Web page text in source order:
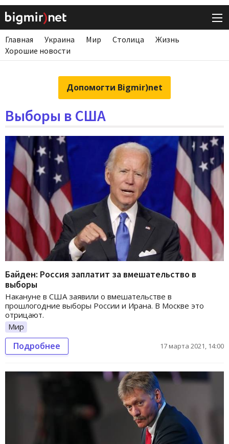
Главная Украина Мир Столица
Жизнь
Хорошие новости
Допомогти Bigmir)net
Выборы в США
Байден: Россия заплатит за вмешательство в
выборы
Накануне в США заявили о вмешательстве в
прошлогодние выборы России и Ирана. В Москве это
отрицают.
Мир
Подробнее 17 марта 2021, 14:00